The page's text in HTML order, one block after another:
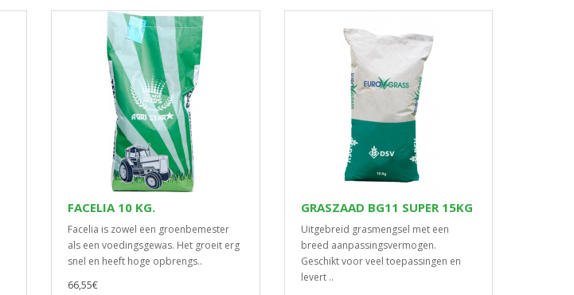
FACELIA 10 KG.
Facelia is zowel een groenbemester
als een voedingsgewas. Het groeit erg
snel en heeft hoge opbrengs..
66,55€
GRASZAAD BG11 SUPER 15KG
Uitgebreid grasmengsel met een
breed aanpassingsvermogen.
Geschikt voor veel toepassingen en
levert ..